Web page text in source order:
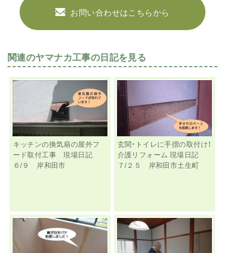
お問い合わせはこちらから
関連のヤマナカ工事の日記を見る
キッチンの換気扇の屋外フ
ード取付工事 現場日記
６/９ 岸和田市
玄関・トイレに手摺の取付け！
介護リフォーム 現場日記
７/２５ 岸和田市土生町